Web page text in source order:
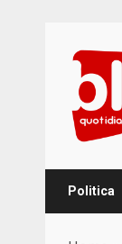
content
Politica